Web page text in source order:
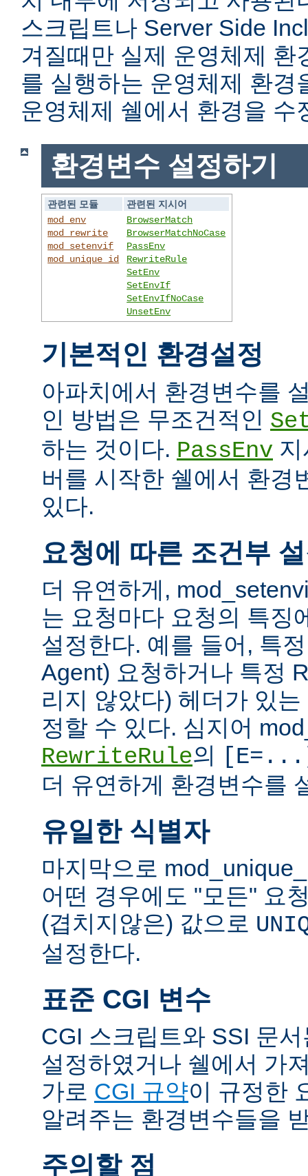
스크립트나 Server Side
겨질때만 실제 운영체제 환
를 실행하는 운영체제 환경
운영체제 쉘에서 환경을 수
환경변수 설정하기
관련된 모듈
관련된 지시어
mod_env
mod_rewrite
mod_setenvif
mod_unique_id
BrowserMatch
BrowserMatchNoCase
PassEnv
RewriteRule
SetEnv
SetEnvIf
SetEnvIfNoCase
UnsetEnv
기본적인 환경설정
아파치에서 환경변수를
인 방법은 무조건적인
하는 것이다. PassEnv
버를 시작한 쉘에서 환경
있다.
요청에 따른 조건부
더 유연하게,
는 요청마다 요청의 특징
설정한다. 예를 들어, 특
Agent) 요청하거나 특정
리지 않았다) 헤더가 있
정할 수 있다. 심지어
RewriteRule의
더 유연하게 환경변수를
유일한 식별자
마지막으로
어떤 경우에도 "모든" 요
(겹치지않은) 값으로
설정한다.
표준 CGI 변수
CGI 스크립트와 SSI 문
설정하였거나 쉘에서 가
가로 CGI 규약이 규정한
알려주는 환경변수들을
주의할 점